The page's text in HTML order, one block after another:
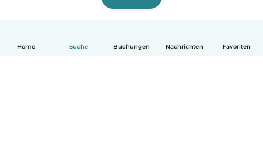
Home Suche Buchungen Nachrichten Favoriten